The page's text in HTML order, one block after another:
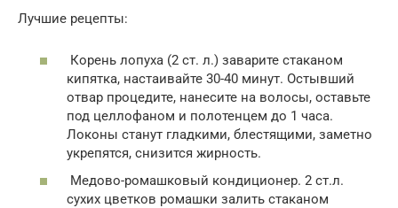
Лучшие рецепты:
Корень лопуха (2 ст. л.) заварите стаканом
кипятка, настаивайте 30-40 минут. Остывший
отвар процедите, нанесите на волосы, оставьте
под целлофаном и полотенцем до 1 часа.
Локоны станут гладкими, блестящими, заметно
укрепятся, снизится жирность.
Медово-ромашковый кондиционер. 2 ст.л.
сухих цветков ромашки залить стаканом